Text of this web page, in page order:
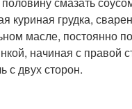
грудка,
масле, постоянно
начиная с правой
с двух сторон.